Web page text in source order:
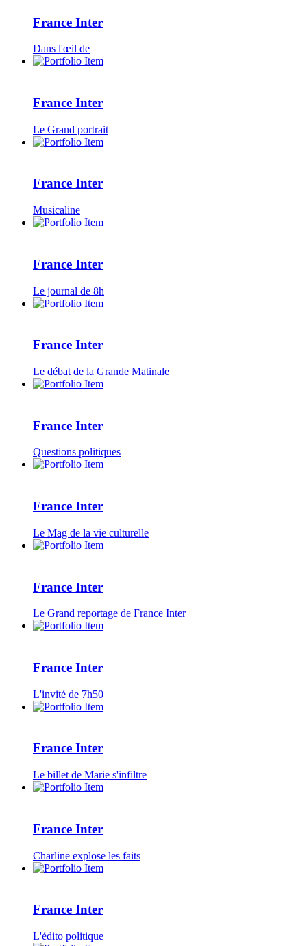
France Inter
Dans l'œil de
France Inter
Le Grand portrait
France Inter
Musicaline
France Inter
Le journal de 8h
France Inter
Le débat de la Grande Matinale
France Inter
Questions politiques
France Inter
Le Mag de la vie culturelle
France Inter
Le Grand reportage de France Inter
France Inter
L'invité de 7h50
France Inter
Le billet de Marie s'infiltre
France Inter
Charline explose les faits
France Inter
L'édito politique